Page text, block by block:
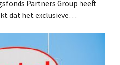
Partners Group heeft
dat het exclusieve
Eurazeo.